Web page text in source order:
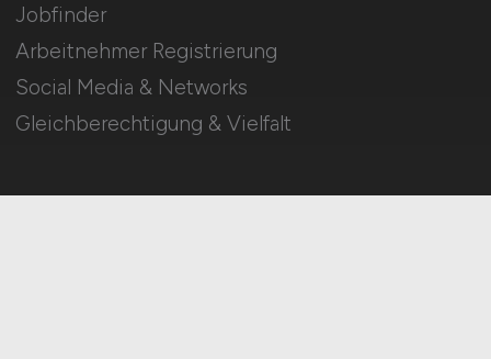
Jobfinder
Arbeitnehmer Registrierung
Social Media & Networks
Gleichberechtigung & Vielfalt